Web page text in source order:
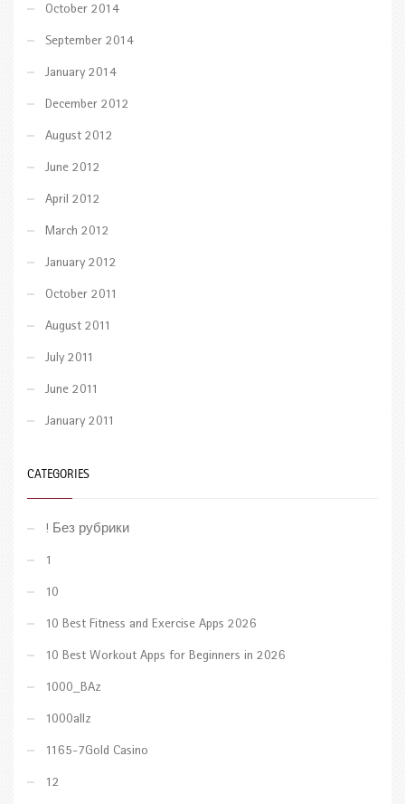
October 2014
September 2014
January 2014
December 2012
August 2012
June 2012
April 2012
March 2012
January 2012
October 2011
August 2011
July 2011
June 2011
January 2011
CATEGORIES
! Без рубрики
1
10
10 Best Fitness and Exercise Apps 2026
10 Best Workout Apps for Beginners in 2026
1000_BAz
1000allz
1165-7Gold Casino
12